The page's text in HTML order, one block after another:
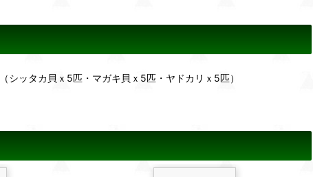
ッタカ貝ｘ5匹・マガキ貝ｘ5匹・ヤドカリｘ5匹）